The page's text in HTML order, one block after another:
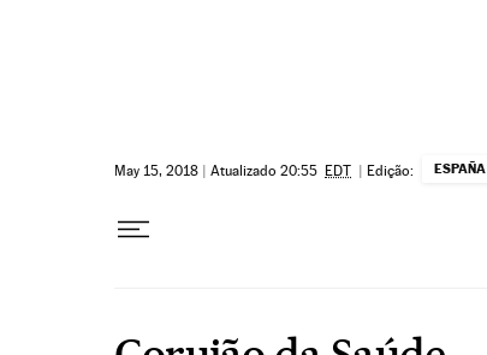
May 15, 2018 | Atualizado 20:55 EDT | Edição: ESPAÑA